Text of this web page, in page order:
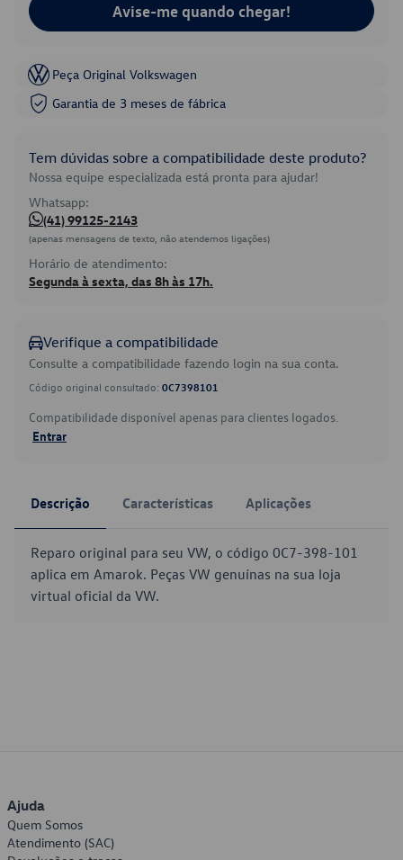
Avise-me quando chegar!
Peça Original Volkswagen
Garantia de 3 meses de fábrica
Tem dúvidas sobre a compatibilidade deste produto?
Nossa equipe especializada está pronta para ajudar!
Whatsapp:
(41) 99125-2143
(apenas mensagens de texto, não atendemos ligações)
Horário de atendimento:
Segunda à sexta, das 8h às 17h.
Verifique a compatibilidade
Consulte a compatibilidade fazendo login na sua conta.
Código original consultado: 0C7398101
Compatibilidade disponível apenas para clientes logados.
Entrar
Descrição Características Aplicações
Reparo original para seu VW, o código 0C7-398-101
aplica em Amarok. Peças VW genuínas na sua loja
virtual oficial da VW.
Ajuda
Quem Somos
Atendimento (SAC)